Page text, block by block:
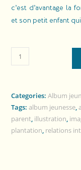
c’est d’avantage la
et son petit enfant
Categories:Album
Tags:album jeunesse,
parent, illustration,
plantation, relations